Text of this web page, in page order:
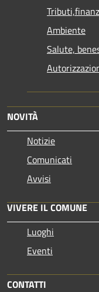
Ambiente
Salute,
NOVITÀ
Notizie
Comunicati
Avvisi
VIVERE IL COMUNE
Luoghi
Eventi
CONTATTI